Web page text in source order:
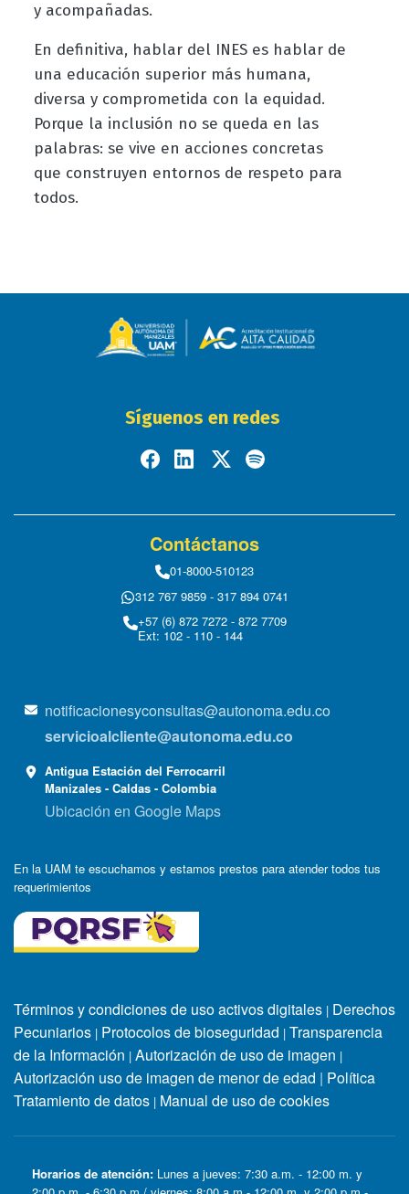
y acompañadas.
En definitiva, hablar del INES es hablar de
una educación superior más humana,
diversa y comprometida con la equidad.
Porque la inclusión no se queda en las
palabras: se vive en acciones concretas
que construyen entornos de respeto para
todos.
Síguenos en redes
Contáctanos
01-8000-510123
312 767 9859 - 317 894 0741
+57 (6) 872 7272 - 872 7709
Ext: 102 - 110 - 144
notificacionesyconsultas@autonoma.edu.co
servicioalcliente@autonoma.edu.co
Antigua Estación del Ferrocarril
Manizales - Caldas - Colombia
Ubicación en Google Maps
En la UAM te escuchamos y estamos prestos para atender todos tus
requerimientos
Términos y condiciones de uso activos digitales | Derechos
Pecuniarios | Protocolos de bioseguridad | Transparencia
de la Información | Autorización de uso de imagen |
Autorización uso de imagen de menor de edad | Política
Tratamiento de datos | Manual de uso de cookies
Horarios de atención: Lunes a jueves: 7:30 a.m. - 12:00 m. y